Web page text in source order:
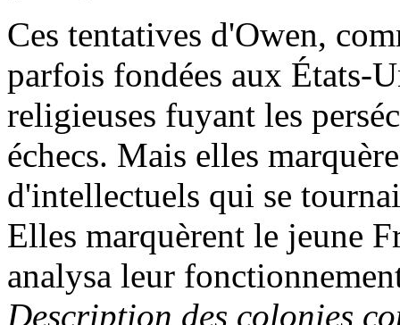
Ces tentatives d'Owen,
parfois fondées aux États-
religieuses fuyant les
échecs. Mais elles
d'intellectuels qui se
Elles marquèrent le jeune
analysa leur
Description des colonies